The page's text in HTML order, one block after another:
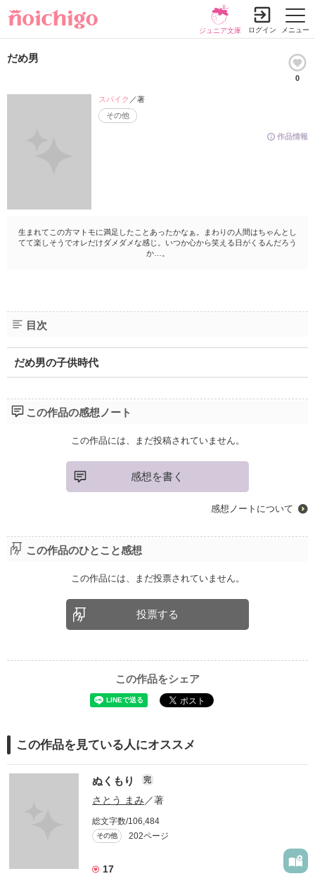
メニュー
ジュニア文庫 ログイン
だめ男
0
作品情報
その他
スパイク ／著
生まれてこの方マトモに満足したことあったかなぁ。まわりの人間はちゃんとし
てて楽しそうでオレだけダメダメな感じ。いつか心から笑える日がくるんだろう
か…。
目次
だめ男の子供時代
この作品の感想ノート
この作品には、まだ投稿されていません。
感想を書く
感想ノートについて
この作品のひとこと感想
この作品には、まだ投票されていません。
投票する
この作品をシェア
この作品を見ている人にオススメ
ぬくもり 完
さとう まみ ／著
総文字数/106,484
その他 202ページ
17